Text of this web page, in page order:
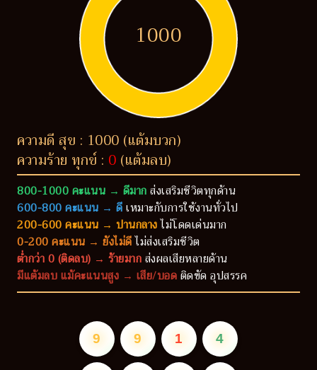
1000
ความดี สุข : 1000 (แต้มบวก)
ความร้าย ทุกข์ : 0 (แต้มลบ)
800-1000 คะแนน → ดีมากส่งเสริมชีวิตทุกด้าน
600-800 คะแนน → ดีเหมาะกับการใช้งานทั่วไป
200-600 คะแนน → ปานกลางไม่โดดเด่นมาก
0-200 คะแนน → ยังไม่ดีไม่ส่งเสริมชีวิต
ต่ำกว่า 0 (ติดลบ) → ร้ายมากส่งผลเสียหลายด้าน
มีแต้มลบ แม้คะแนนสูง → เสีย/บอดติดขัด อุปสรรค
9 9 1 4